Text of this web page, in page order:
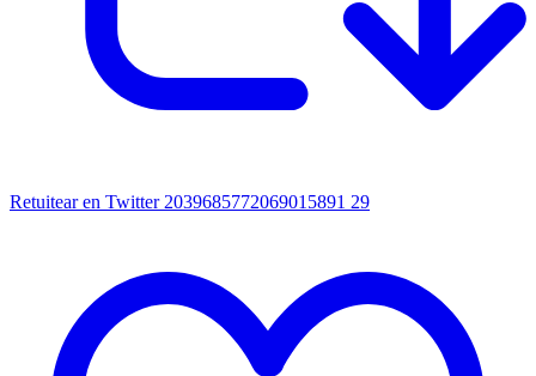
Retuitear en Twitter 2039685772069015891 29